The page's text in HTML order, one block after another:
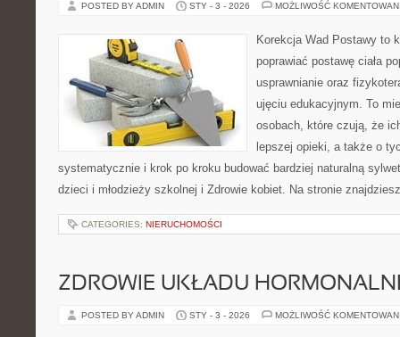
POSTED BY ADMIN STY - 3 - 2026 MOŻLIWOŚĆ
Korekcja Wad Postawy to
poprawiać postawę ciała
usprawnianie oraz
ujęciu edukacyjnym. To
osobach, które czują, że
lepszej opieki, a także o
systematycznie i krok po kroku budować bardziej naturalną
dzieci i młodzieży szkolnej i Zdrowie kobiet. Na stronie
CATEGORIES: NIERUCHOMOŚCI
ZDROWIE UKŁADU
POSTED BY ADMIN STY - 3 - 2026 MOŻLIWOŚĆ